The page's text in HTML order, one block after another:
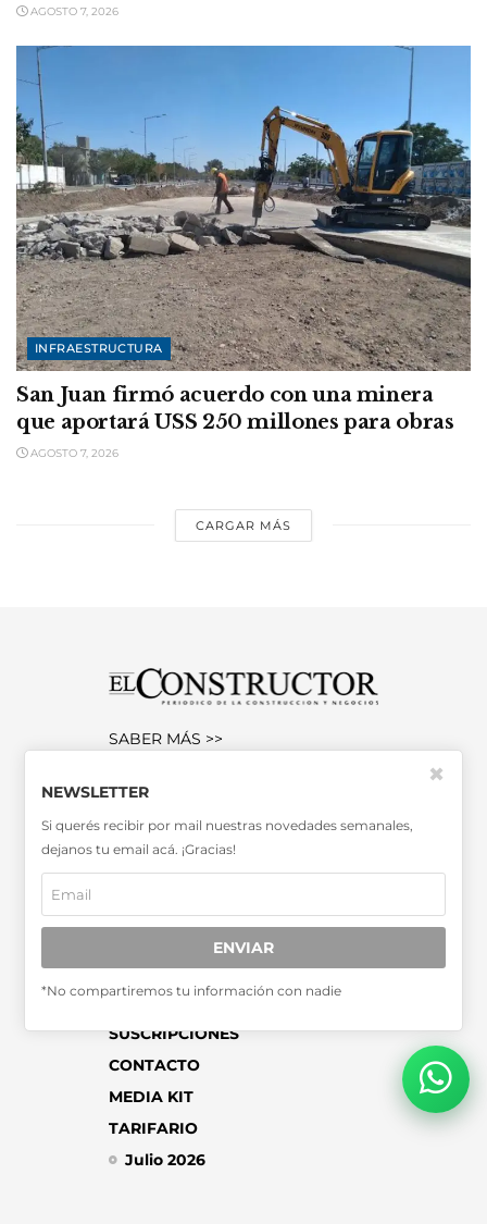
AGOSTO 7, 2026
INFRAESTRUCTURA
San Juan firmó acuerdo con una minera
que aportará USS 250 millones para obras
AGOSTO 7, 2026
CARGAR MÁS
SABER MÁS >>
SUSCRIPCIONES
CONTACTO
MEDIA KIT
TARIFARIO
Julio 2026
NEWSLETTER
Si querés recibir por mail nuestras novedades semanales,
dejanos tu email acá. ¡Gracias!
ENVIAR
*No compartiremos tu información con nadie
✖